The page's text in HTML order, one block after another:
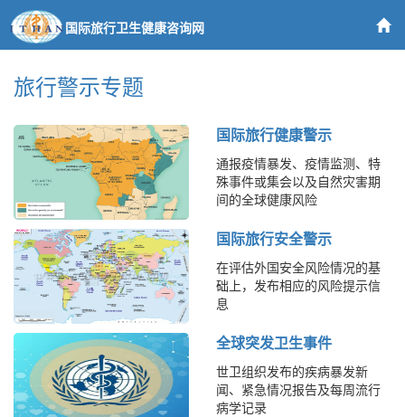
国际旅行卫生健康咨询网
旅行警示专题
国际旅行健康警示
通报疫情暴发、疫情监测、特
殊事件或集会以及自然灾害期
间的全球健康风险
国际旅行安全警示
在评估外国安全风险情况的基
础上，发布相应的风险提示信
息
全球突发卫生事件
世卫组织发布的疾病暴发新
闻、紧急情况报告及每周流行
病学记录